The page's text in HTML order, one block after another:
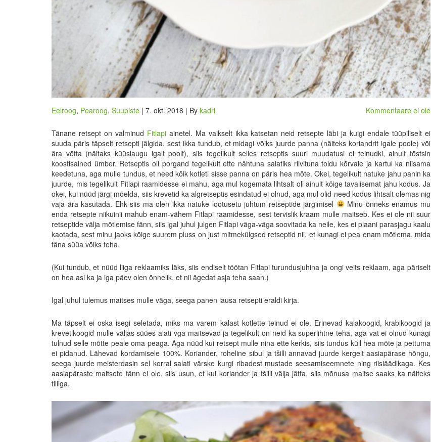
Eelroog, Pearoog, Suupiste | 7. okt. 2018 | By kadri Kommentaare ei ole
Tänane retsept on valminud Fitlapiainetel. Ma vaikselt ikka katsetan neid retsepte läbi ja kuigi endale tüüpiliselt ei
suuda päris täpselt retsepti jälgida, sest ikka tundub, et midagi võiks juurde panna (näiteks koriandrit igale poole) või
ära võtta (näitaks küüslaugu igalt poolt), siis tegelikult selles retseptis suuri muudatusi ei teinudki, ainult tõstsin
koostisained ümber. Retseptis oli porgand tegelikult ette nähtuna salatiks riivituna toidu kõrvale ja kartul ka niisama
keedetuna, aga mulle tundus, et need kõik kotleti sisse panna on päris hea mõte. Okei, tegelikult natuke jahu panin ka
juurde, mis tegelikult Fitlapi raamidesse ei mahu, aga mul kogemata lihtsalt oli ainult kõige tavalisemat jahu kodus. Ja
okei, kui nüüd järgi mõelda, siis krevetid ka algretseptis esindatud ei olnud, aga mul olid need kodus lihtsalt olemas nig
vaja ära kasutada. Ehk siis ma olen ikka natuke lootusetu juhtum retseptide järgimisel
Minu õnneks enamus mu
enda retsepte niikuinii mahub enam-vähem Fitlapi raamidesse, sest tervislik kraam mulle maitseb. Kes ei ole nii suur
retseptide välja mõtlemise fänn, siis igal juhul julgen Fitlapi väga-väga soovitada ka neile, kes ei plaani parasjagu kaalu
kaotada, sest minu jaoks kõige suurem pluss on just mitmekülgsed retseptid nii, et kunagi ei pea enam mõtlema, mida
täna süüa võiks teha.
(Kui tundub, et nüüd liiga reklaamiks läks, siis endiselt töötan Fitlapi turundusjuhina ja ongi veits reklaam, aga päriselt
on hea asi ka ja iga päev olen õnnelik, et nii ägedat asja teha saan.)
Igal juhul tulemus maitses mulle väga, seega panen lausa retsepti eraldi kirja.
Ma täpselt ei oska isegi seletada, miks ma varem kalast kotlette teinud ei ole. Erinevad kalakoogid, krabikoogid ja
krevetikoogid mulle väljas süües alati vga maitsevad ja tegelikult on neid ka superlihtne teha, aga vat ei olnud kunagi
tulnud selle mõtte peale oma peaga. Aga nüüd kui retsept mulle nina ette kerkis, siis tundus küll hea mõte ja pettuma
ei pidanud. Lähevad kordamisele 100%. Koriander, roheline sibul ja tšilli annavad juurde kergelt aasiapärase hõngu,
seega juurde meisterdasin sel korral salati värske kurgi ribadest mustade seesamiseemnete ning riisiäädikaga. Kes
aasiapäraste maitsete fänn ei ole, siis usun, et kui koriander ja tšilli välja jätta, siis mõnusa maitse saaks ka näiteks
tilliga.